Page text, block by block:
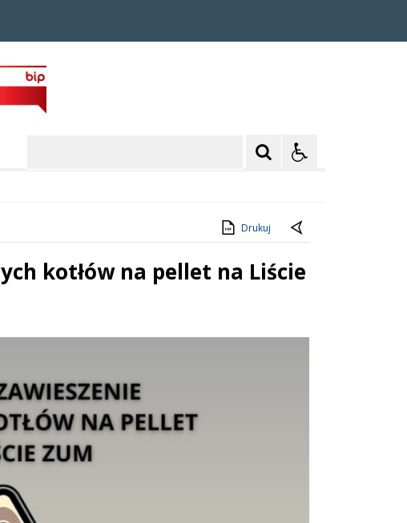
Drukuj
kotłów na pellet na Liście